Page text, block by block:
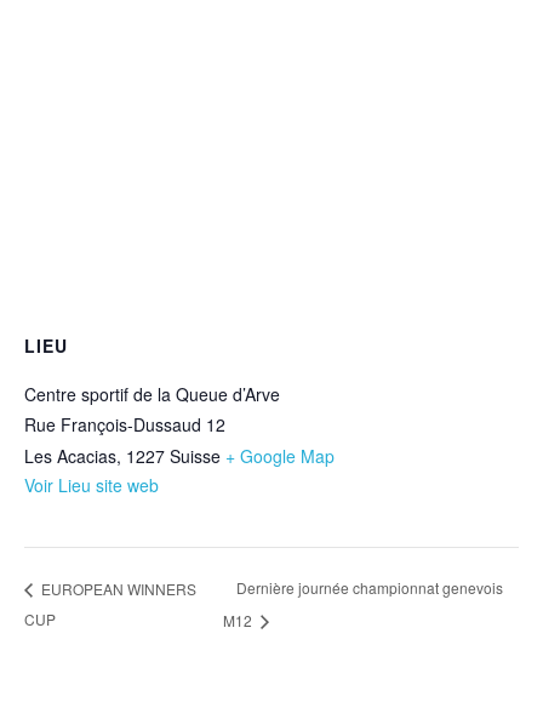
LIEU
Centre sportif de la Queue d’Arve
Rue François-Dussaud 12
Les Acacias, 1227 Suisse + Google Map
Voir Lieu site web
EUROPEAN WINNERS
CUP
Dernière journée championnat genevois
M12